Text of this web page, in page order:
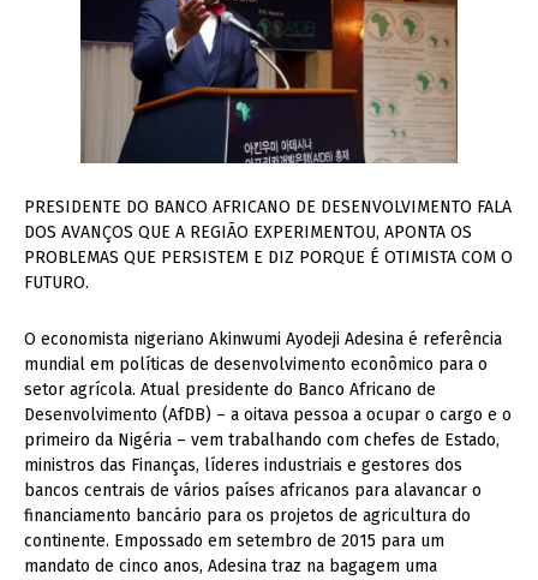
PRESIDENTE DO BANCO AFRICANO DE DESENVOLVIMENTO FALA
DOS AVANÇOS QUE A REGIÃO EXPERIMENTOU, APONTA OS
PROBLEMAS QUE PERSISTEM E DIZ PORQUE É OTIMISTA COM O
FUTURO.
O economista nigeriano Akinwumi Ayodeji Adesina é referência
mundial em políticas de desenvolvimento econômico para o
setor agrícola. Atual presidente do Banco Africano de
Desenvolvimento (AfDB) – a oitava pessoa a ocupar o cargo e o
primeiro da Nigéria – vem trabalhando com chefes de Estado,
ministros das Finanças, líderes industriais e gestores dos
bancos centrais de vários países africanos para alavancar o
financiamento bancário para os projetos de agricultura do
continente. Empossado em setembro de 2015 para um
mandato de cinco anos, Adesina traz na bagagem uma